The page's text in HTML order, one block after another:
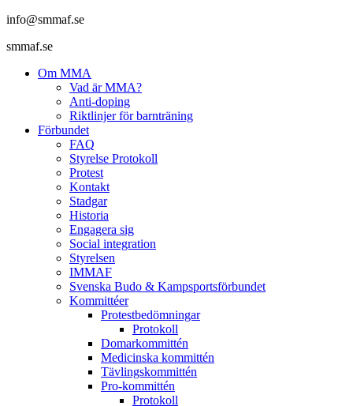
info@smmaf.se
smmaf.se
Om MMA
Vad är MMA?
Anti-doping
Riktlinjer för barnträning
Förbundet
FAQ
Styrelse Protokoll
Protest
Kontakt
Stadgar
Historia
Engagera sig
Social integration
Styrelsen
IMMAF
Svenska Budo & Kampsportsförbundet
Kommittéer
Protestbedömningar
Protokoll
Domarkommittén
Medicinska kommittén
Tävlingskommittén
Pro-kommittén
Protokoll